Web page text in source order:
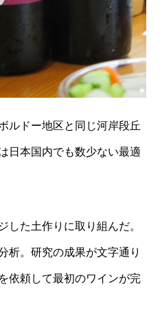
ルドー地区と同じ河岸段丘
日本国内でも数少ない最適
した土作りに取り組んだ。
析。研究の成果が文字通り
依頼して最初のワインが完